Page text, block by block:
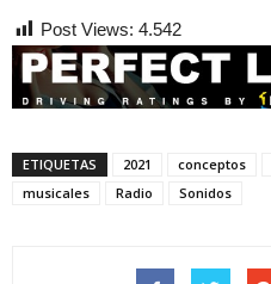
Post Views: 4.542
ETIQUETAS 2021 conceptos
musicales
Radio Sonidos